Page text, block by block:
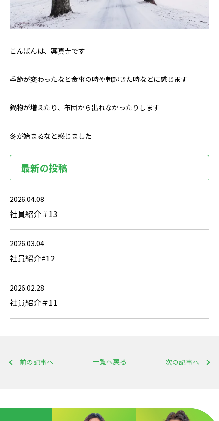
こんばんは、薬真寺です
季節が変わったなと食事の時や朝起きた時などに感じます
鍋物が増えたり、布団から出れなかったりします
冬が始まるなと感じました
最新の投稿
2026.04.08
社員紹介＃13
2026.03.04
社員紹介#12
2026.02.28
社員紹介＃11
前の記事へ 次の記事へ
一覧へ戻る